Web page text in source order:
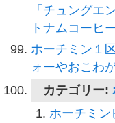
「チュングエ
トナムコーヒ
ホーチミン１
ォーやおこわ
カテゴリー:
ホーチミン